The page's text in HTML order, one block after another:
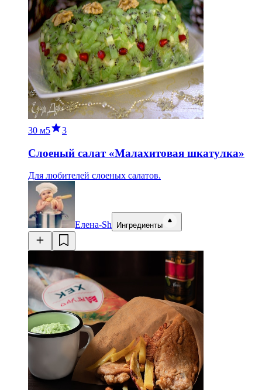
30 м5 3
Слоеный салат «Малахитовая шкатулка»
Для любителей слоеных салатов.
Елена-Sh Ингредиенты